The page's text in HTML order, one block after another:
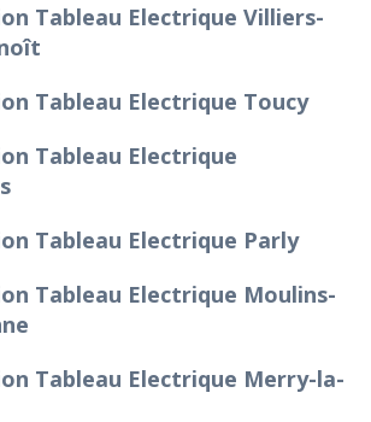
Tableau Electrique Villiers-
Tableau Electrique Toucy
Tableau Electrique
Tableau Electrique Parly
Tableau Electrique Moulins-
Tableau Electrique Merry-la-